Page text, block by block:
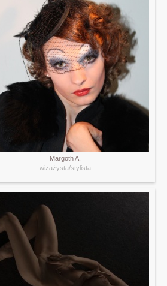
Margoth A.
wizażysta/stylista